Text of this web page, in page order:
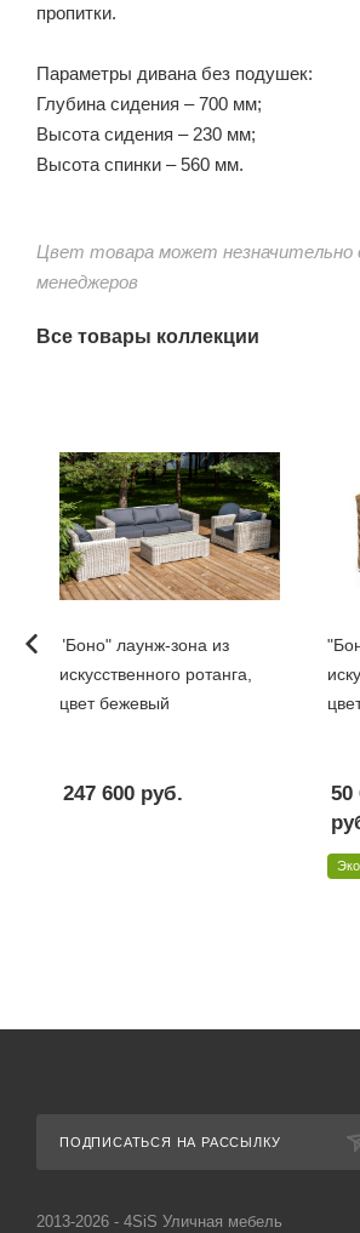
пропитки.
Параметры дивана без подушек:
Глубина сидения – 700 мм;
Высота сидения – 230 мм;
Высота спинки – 560 мм.
Цвет товара может
менеджеров
Все товары коллекции
"Боно" лаунж-зона из
искусственного ротанга,
цвет бежевый
247 600 руб.
50
ПОДПИСАТЬСЯ НА РАССЫЛКУ
2013-2026 - 4SiS Уличная мебель